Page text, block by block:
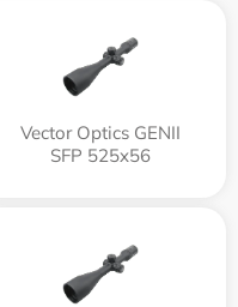
Vector Optics GENII
SFP 525x56